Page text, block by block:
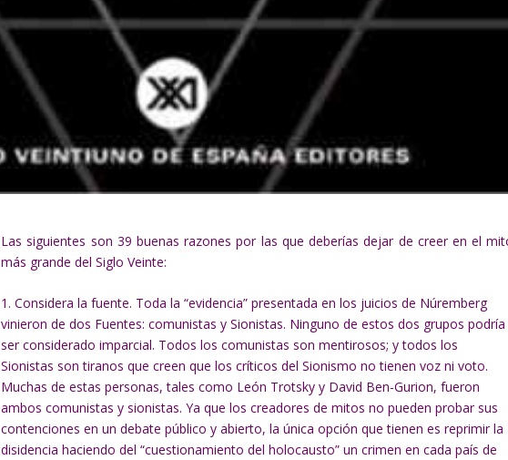
Las siguientes son 39 buenas razones por las que deberías dejar de creer en el
más grande del Siglo Veinte:
1. Considera la fuente. Toda la “evidencia” presentada en los juicios de Núremberg
vinieron de dos Fuentes: comunistas y Sionistas. Ninguno de estos dos grupos podría
ser considerado imparcial. Todos los comunistas son mentirosos; y todos los
Sionistas son tiranos que creen que los críticos del Sionismo no tienen voz ni voto.
Muchas de estas personas, tales como León Trotsky y David Ben-Gurion, fueron
ambos comunistas y sionistas. Ya que los creadores de mitos no pueden probar sus
contenciones en un debate público y abierto, la única opción que tienen es reprimir la
disidencia haciendo del “cuestionamiento del holocausto” un crimen en cada país de